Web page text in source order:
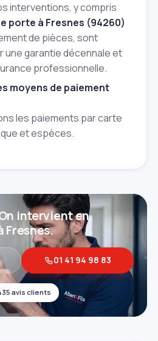
interventions, y compris
porte à Fresnes (94260)
de pièces, sont
une garantie décennale et
professionnelle.
moyens de paiement
les paiements par carte
et espèces.
avis clients
intervient en
Fresnes.
01 41 94 98 83